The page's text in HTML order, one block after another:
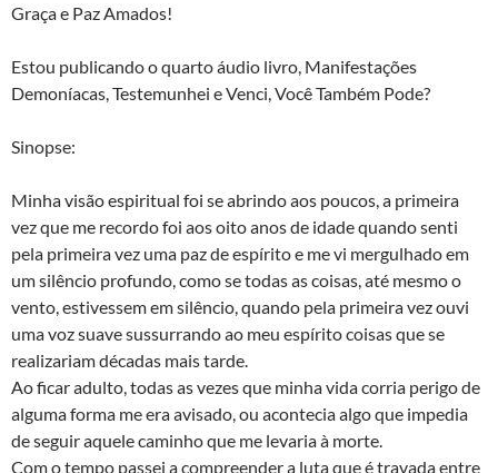
Graça e Paz Amados!
Estou publicando o quarto áudio livro, Manifestações
Demoníacas, Testemunhei e Venci, Você Também Pode?
Sinopse:
Minha visão espiritual foi se abrindo aos poucos, a primeira
vez que me recordo foi aos oito anos de idade quando senti
pela primeira vez uma paz de espírito e me vi mergulhado em
um silêncio profundo, como se todas as coisas, até mesmo o
vento, estivessem em silêncio, quando pela primeira vez ouvi
uma voz suave sussurrando ao meu espírito coisas que se
realizariam décadas mais tarde.
Ao ficar adulto, todas as vezes que minha vida corria perigo de
alguma forma me era avisado, ou acontecia algo que impedia
de seguir aquele caminho que me levaria à morte.
Com o tempo passei a compreender a luta que é travada entre